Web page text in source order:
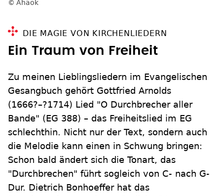
Ahaok
DIE MAGIE VON KIRCHENLIEDERN
Ein Traum von Freiheit
Zu meinen Lieblingsliedern im Evangelischen
Gesangbuch gehört Gottfried Arnolds
(1666?–?1714) Lied "O Durchbrecher aller
Bande" (EG 388) – das Freiheitslied im EG
schlechthin. Nicht nur der Text, sondern auch
die ­Melodie kann einen in Schwung bringen:
Schon bald ändert sich die Tonart, das
"Durchbrechen" führt sogleich von C- nach G-
Dur. Dietrich Bonhoeffer hat das